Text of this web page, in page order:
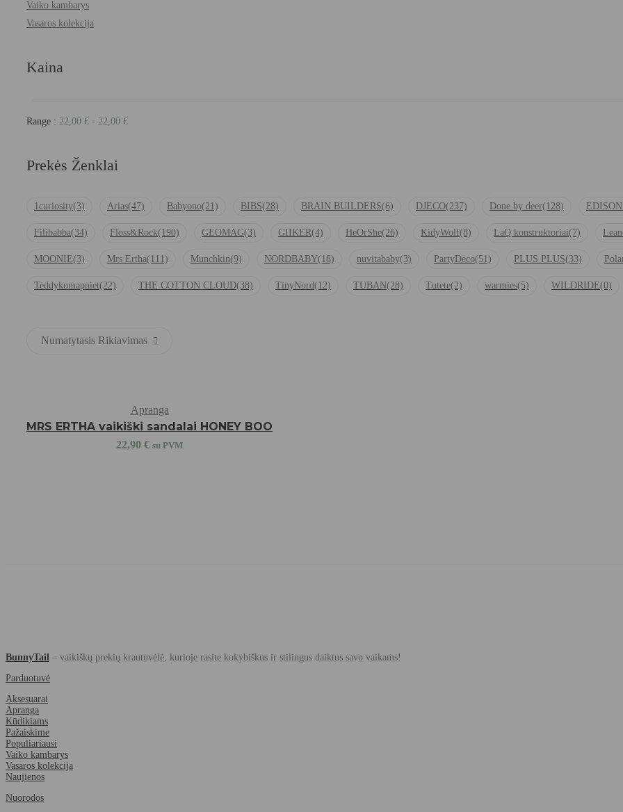
Vaiko kambarys
Vasaros kolekcija
Kaina
Range : 22,00 € - 22,00 €
Prekės Ženklai
1curiosity(3) Arias(47) Babyono(21) BIBS(28) BRAIN BUILDERS(6) DJECO(237) Done by deer(128)
Filibabba(34) Floss&Rock(190) GEOMAG(3) GIIKER(4) HeOrShe(26) KidyWolf(8) LaQ konstruktoriai(7)
MOONIE(3) Mrs Ertha(111) Munchkin(9) NORDBABY(18) nuvitababy(3) PartyDeco(51) PLUS PLUS(33)
Teddykomapniet(22) THE COTTON CLOUD(38) TinyNord(12) TUBAN(28) Tutete(2) warmies(5) WILDRIDE(0)
Numatytasis Rikiavimas
Apranga
MRS ERTHA vaikiški sandalai HONEY BOO
22,90 € su PVM
BunnyTail – vaikiškų prekių krautuvėlė, kurioje rasite kokybiškus ir stilingus daiktus savo vaikams!
Parduotuvė
Aksesuarai
Apranga
Kūdikiams
Pažaiskime
Populiariausi
Vaiko kambarys
Vasaros kolekcija
Naujienos
Nuorodos